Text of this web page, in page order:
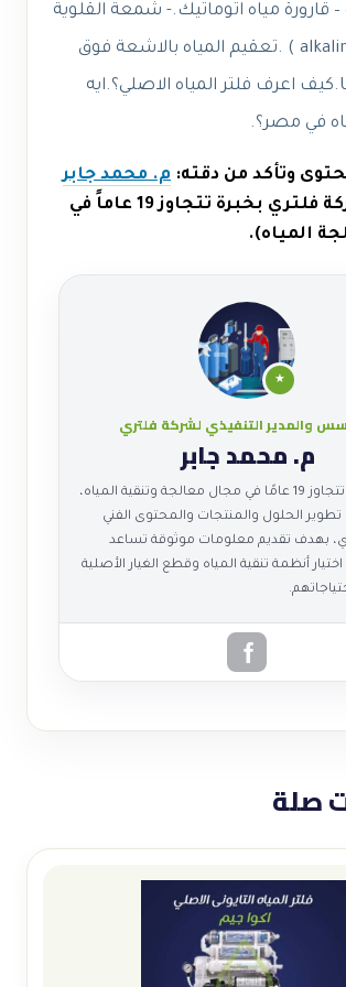
– قارورة مياه اتوماتيك.- شمعة القلوية
( الالكالين – alkaline ) .تعقيم المياه بالاشعة فوق
كيف اعرف فلتر المياه الاصلي؟.ايه
في مصر؟.
وتأكد من دقته: م. محمد جابر
(مؤسس شركة فلتري بخبرة تتجاوز 19 عاماً في
المياه).
★
والمدير التنفيذي لشركة فلتري
م. محمد جابر
يمتلك خبرة تتجاوز 19 عامًا في مجال معالجة وتنقية المياه،
الحلول والمنتجات والمحتوى الفني
بهدف تقديم معلومات موثوقة تساعد
أنظمة تنقية المياه وقطع الغيار الأصلية
صلة